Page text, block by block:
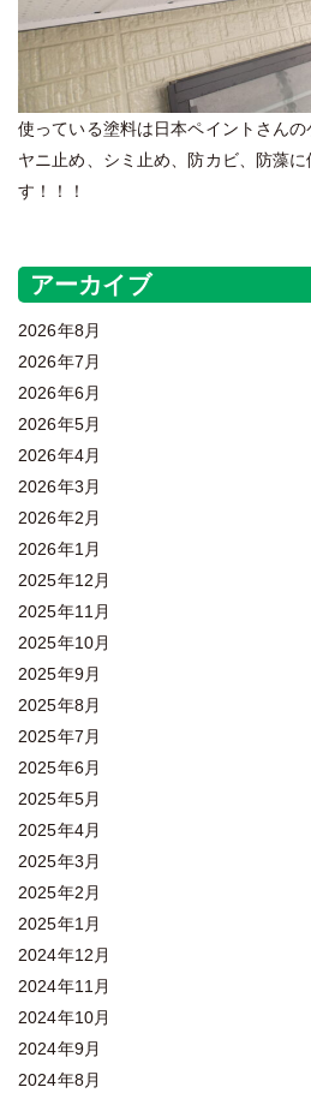
使っている塗料は日本ペイントさんの
ヤニ止め、シミ止め、防カビ、防藻
す！！！
アーカイブ
2026年8月
2026年7月
2026年6月
2026年5月
2026年4月
2026年3月
2026年2月
2026年1月
2025年12月
2025年11月
2025年10月
2025年9月
2025年8月
2025年7月
2025年6月
2025年5月
2025年4月
2025年3月
2025年2月
2025年1月
2024年12月
2024年11月
2024年10月
2024年9月
2024年8月